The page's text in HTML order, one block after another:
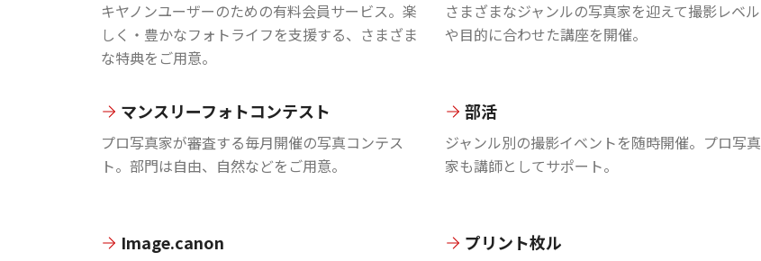
キヤノンユーザーのための有料会員サービス。楽
しく・豊かなフォトライフを支援する、さまざま
な特典をご用意。
さまざまなジャンルの写真家を迎えて撮影レベル
や目的に合わせた講座を開催。
マンスリーフォトコンテスト
プロ写真家が審査する毎月開催の写真コンテス
ト。部門は自由、自然などをご用意。
部活
ジャンル別の撮影イベントを随時開催。プロ写真
家も講師としてサポート。
Image.canon プリント枚ル